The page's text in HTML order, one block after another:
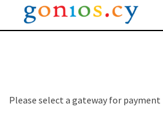
Please select a gateway for payment